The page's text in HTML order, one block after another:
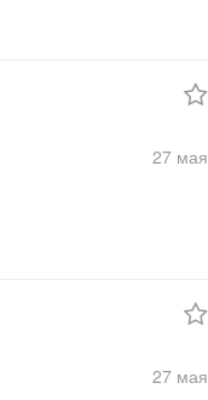
27 мая
27 мая